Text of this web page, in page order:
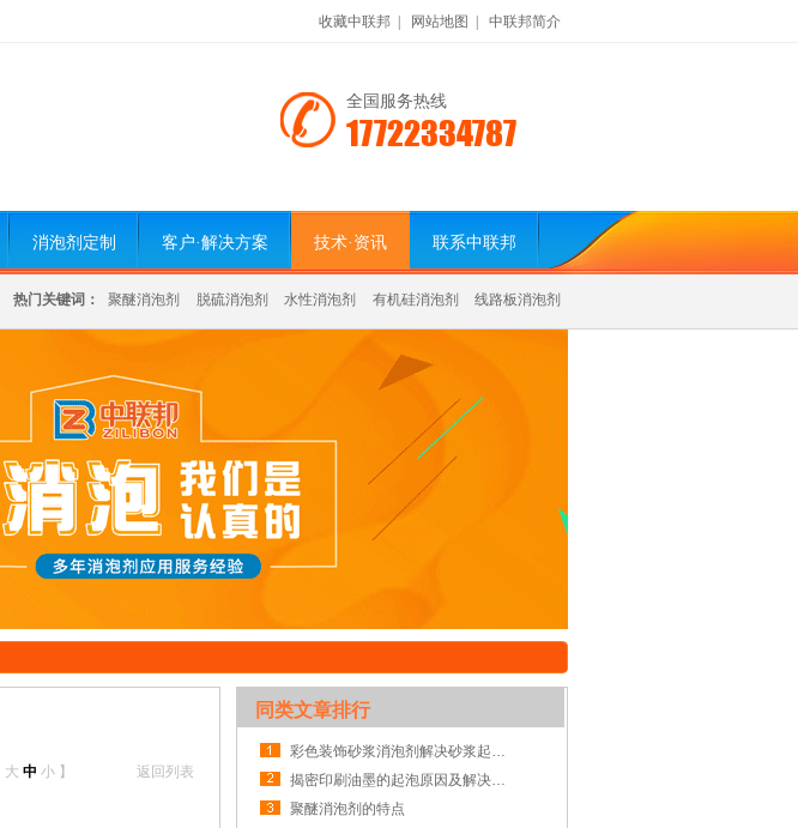
收藏中联邦 网站地图 中联邦简介
全国服务热线
17722334787
消泡剂定制 客户·解决方案 技术·资讯 联系中联邦
热门关键词： 聚醚消泡剂 脱硫消泡剂 水性消泡剂 有机硅消泡剂 线路板消泡剂
大 中 小 】 返回列表
同类文章排行
彩色装饰砂浆消泡剂解决砂浆起泡问题
揭密印刷油墨的起泡原因及解决方法
聚醚消泡剂的特点